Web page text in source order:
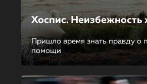
Хоспис. Неизбежность
Пришло время знать правду о
помощи